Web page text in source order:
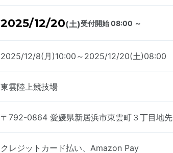
2025/12/20(土)受付開始 08:00 ～
2025/12/8(月)10:00～2025/12/20(土)08:00
東雲陸上競技場
〒792-0864 愛媛県新居浜市東雲町３丁目地先
クレジットカード払い、Amazon Pay